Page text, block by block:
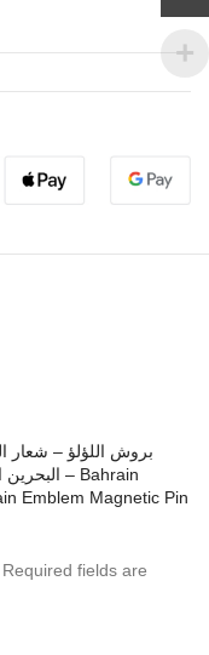
Emblem Magnetic Pin
Required fields are